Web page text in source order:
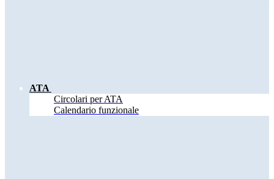
ATA
Circolari per ATA
Calendario funzionale